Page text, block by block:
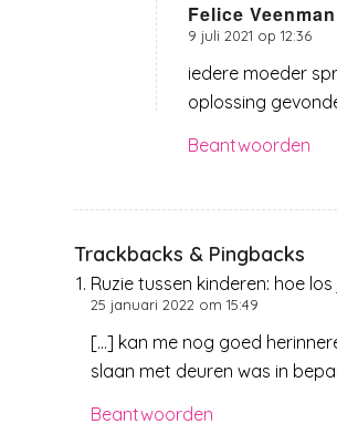
Felice Veenman
zegt:
9 juli 2021 op 12:36
iedere moeder
oplossing
Beantwoorden
Trackbacks & Pingbacks
Ruzie tussen kinderen: hoe
25 januari 2022 om 15:49
[…] kan me nog goed
slaan met deuren was in
Beantwoorden